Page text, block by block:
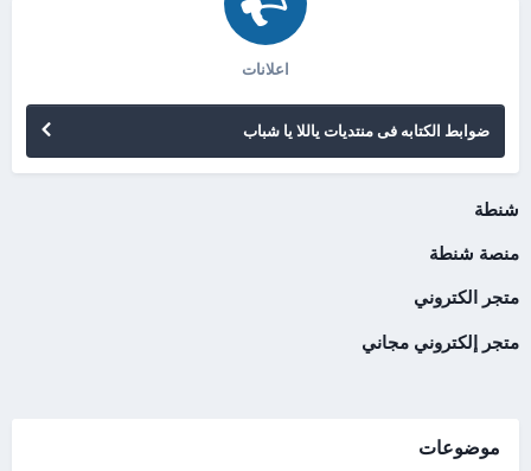
اعلانات
ضوابط الكتابه فى منتديات ياللا يا شباب
شنطة
منصة شنطة
متجر الكتروني
متجر إلكتروني مجاني
موضوعات